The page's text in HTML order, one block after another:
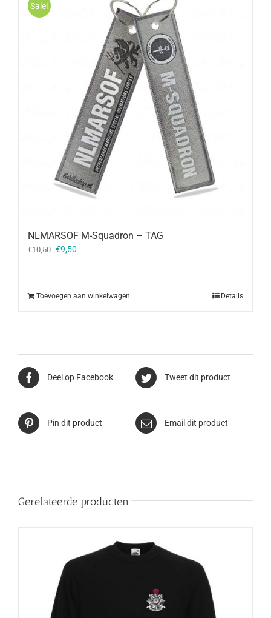
Sale!
NLMARSOF M-Squadron – TAG
€10,50 Oorspronkelijke
€9,50
Toevoegen aan winkelwagen Details
Deel op Facebook Tweet dit product
Pin dit product Email dit product
Gerelateerde producten